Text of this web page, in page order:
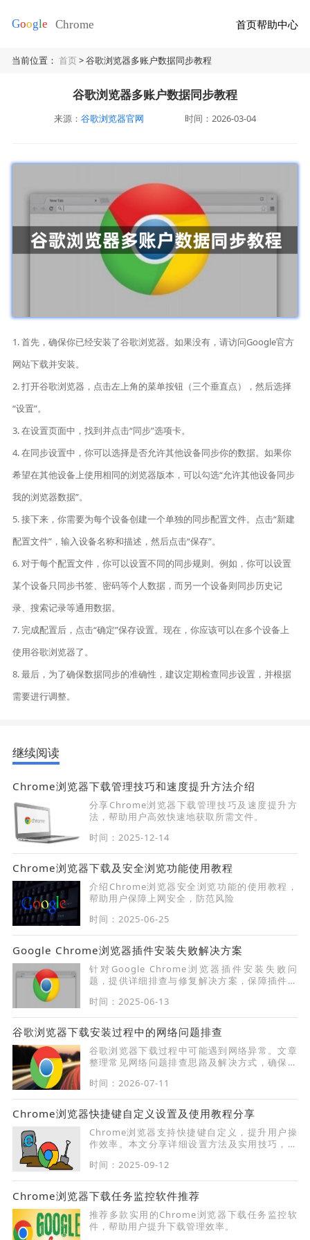
首页帮助中心
当前位置：首页> 谷歌浏览器多账户数据同步教程
谷歌浏览器多账户数据同步教程
来源： 谷歌浏览器官网 时间：2026-03-04
1. 首先，确保你已经安装了谷歌浏览器。如果没有，请访问Google官方
网站下载并安装。
2. 打开谷歌浏览器，点击左上角的菜单按钮（三个垂直点），然后选择
“设置”。
3. 在设置页面中，找到并点击“同步”选项卡。
4. 在同步设置中，你可以选择是否允许其他设备同步你的数据。如果你
希望在其他设备上使用相同的浏览器版本，可以勾选“允许其他设备同步
我的浏览器数据”。
5. 接下来，你需要为每个设备创建一个单独的同步配置文件。点击“新建
配置文件”，输入设备名称和描述，然后点击“保存”。
6. 对于每个配置文件，你可以设置不同的同步规则。例如，你可以设置
某个设备只同步书签、密码等个人数据，而另一个设备则同步历史记
录、搜索记录等通用数据。
7. 完成配置后，点击“确定”保存设置。现在，你应该可以在多个设备上
使用谷歌浏览器了。
8. 最后，为了确保数据同步的准确性，建议定期检查同步设置，并根据
需要进行调整。
继续阅读
Chrome浏览器下载管理技巧和速度提升方法介绍
分享Chrome浏览器下载管理技巧及速度提升方
法，帮助用户高效快速地获取所需文件。
时间：2025-12-14
Chrome浏览器下载及安全浏览功能使用教程
介绍Chrome浏览器安全浏览功能的使用教程，
帮助用户保障上网安全，防范风险
时间：2025-06-25
Google Chrome浏览器插件安装失败解决方案
针对Google Chrome浏览器插件安装失败问
题，提供详细排查与修复解决方案，保障插件顺
时间：2025-06-13
谷歌浏览器下载安装过程中的网络问题排查
谷歌浏览器下载过程中可能遇到网络异常。文章
整理常见网络问题排查思路及解决方式，确保下
时间：2026-07-11
Chrome浏览器快捷键自定义设置及使用教程分享
Chrome浏览器支持快捷键自定义，提升用户操
作效率。本文分享详细设置方法及实用技巧，帮
时间：2025-09-12
Chrome浏览器下载任务监控软件推荐
推荐多款实用的Chrome浏览器下载任务监控软
件，帮助用户提升下载管理效率。